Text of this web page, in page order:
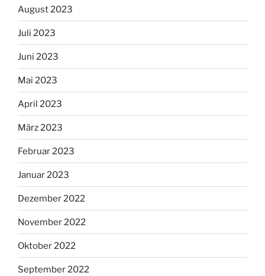
August 2023
Juli 2023
Juni 2023
Mai 2023
April 2023
März 2023
Februar 2023
Januar 2023
Dezember 2022
November 2022
Oktober 2022
September 2022